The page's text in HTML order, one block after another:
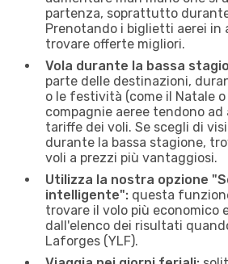
partenza, soprattutto
Prenotando i biglietti aerei in
trovare offerte migliori.
Vola durante la bassa
parte delle destinazioni,
o le festività (come il Natale
compagnie aeree tendono
tariffe dei voli. Se scegli di
durante la bassa stagione,
voli a prezzi più vantaggiosi.
Utilizza la nostra opzione
intelligente": questa
trovare il volo più economico
dall'elenco dei risultati
Laforges (YLF).